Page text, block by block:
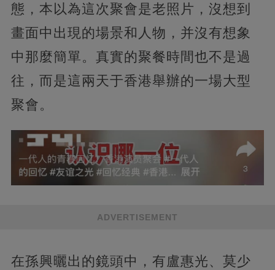
態，本以為這次聚會是老照片，沒想到
畫面中出現的場景和人物，并沒有想象
中那麼簡單。真實的聚餐時間也不是過
往，而是這兩天于香港舉辦的一場大型
聚會。
ADVERTISEMENT
在孫興曬出的鏡頭中，有盧惠光、莫少